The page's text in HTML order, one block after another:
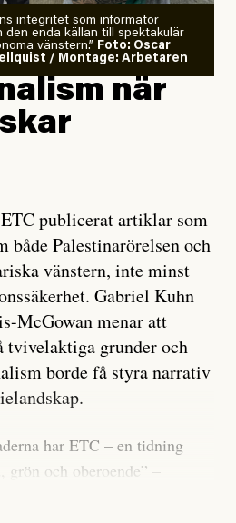
integritet som informatör
den enda källan till spektakulär
vänstern.” Foto: Oscar
/ Montage: Arbetaren
när
publicerat artiklar som
både Palestinarörelsen och
vänstern, inte minst
Gabriel Kuhn
McGowan menar att
tvivelaktiga grunder och
borde få styra narrativ
har ETC – en tidning
och oberoende” –